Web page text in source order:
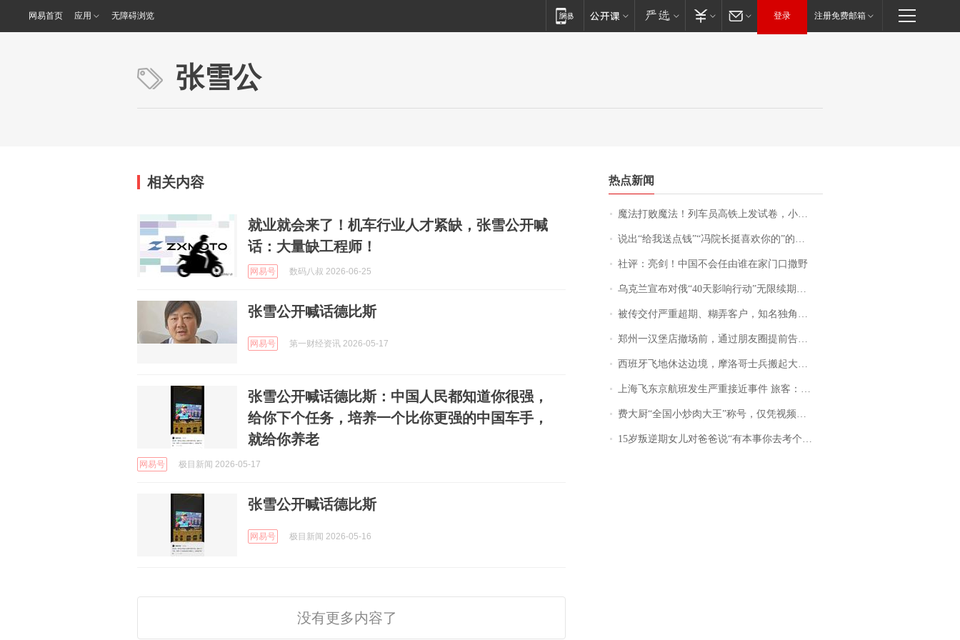
网易首页 应用 无障碍浏览 登录 注册免费邮箱
张雪公
相关内容
就业就会来了！机车行业人才紧缺，张雪公开喊
话：大量缺工程师！
网易号 数码八叔 2026-06-25
张雪公开喊话德比斯
网易号 第一财经资讯 2026-05-17
张雪公开喊话德比斯：中国人民都知道你很强，
给你下个任务，培养一个比你更强的中国车手，
就给你养老
网易号 极目新闻 2026-05-17
张雪公开喊话德比斯
网易号 极目新闻 2026-05-16
没有更多内容了
热点新闻
魔法打败魔法！列车员高铁上发试卷，小朋友一秒静音，12306回应：列车员个人行为，不是铁路规定
说出“给我送点钱”“冯院长挺喜欢你的”的执行局局长被停职，被骚扰的当事人还有问题待解决
社评：亮剑！中国不会任由谁在家门口撒野
乌克兰宣布对俄“40天影响行动”无限续期，7月两国对轰数据均创纪录
被传交付严重超期、糊弄客户，知名独角兽车企创始人回应：都没证据，将依法采取措施，“本人长期与美国交管局保持沟通，对方表示肯定”
郑州一汉堡店撤场前，通过朋友圈提前告知逐一退费，有顾客仅剩1元也全被退回，分文不少；顾客：言而有信，让人感动
西班牙飞地休达边境，摩洛哥士兵搬起大石块投向移民引争议，此前一天内数万人从摩洛哥涌入西班牙
上海飞东京航班发生严重接近事件 旅客：正常下降后突然拉升，下飞机时都不知险些撞机
费大厨“全国小炒肉大王”称号，仅凭视频评出？中国烹饪协会回应
15岁叛逆期女儿对爸爸说“有本事你去考个研究生”，44岁职场“老登”一战上岸“985”；父亲坦言拒绝空想，常年保持每月读6本书的习惯